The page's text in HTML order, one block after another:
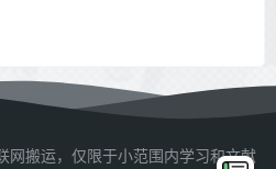
网搬运，仅限于小范围内学习和文献